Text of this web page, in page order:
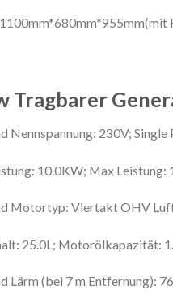
Tragbarer
Nennspannung: 230V; Single
10.0KW; Max Leistung:
Motortyp: Viertakt OHV
25.0L; Motorölkapazität:
Lärm (bei 7 m Entfernung):